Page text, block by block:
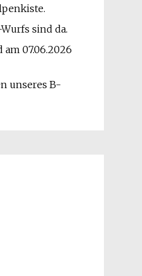
sind da.
07.06.2026
unseres B-